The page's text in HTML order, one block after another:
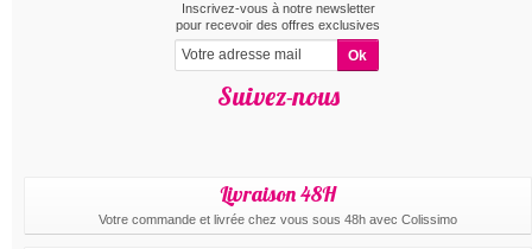
Inscrivez-vous à notre newsletter
pour recevoir des offres exclusives
Suivez-nous
Livraison 48H
Votre commande et livrée chez vous sous 48h avec Colissimo